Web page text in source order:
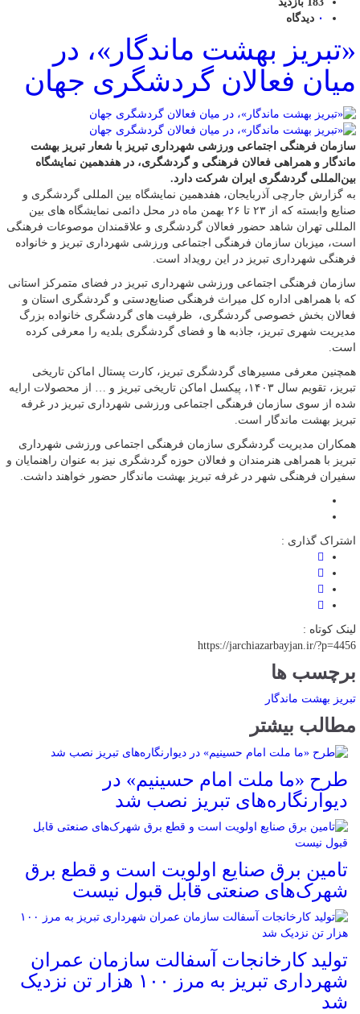
۰ دیدگاه
«تبریز بهشت ماندگار»، در
میان فعالان گردشگری جهان
سازمان فرهنگی اجتماعی ورزشی شهرداری تبریز با شعار تبریز بهشت
ماندگار و همراهی فعالان فرهنگی و گردشگری، در هفدهمین نمایشگاه
بین‌المللی گردشگری ایران شرکت دارد.
به گزارش جارچی آذربایجان، هفدهمین نمایشگاه بین المللی گردشگری و
صنایع وابسته که از ۲۳ تا ۲۶ بهمن ماه در محل دائمی نمایشگاه های بین
المللی تهران شاهد حضور فعالان گردشگری و علاقمندان موصوعات فرهنگی
است، میزبان سازمان فرهنگی اجتماعی ورزشی شهرداری تبریز و خانواده
فرهنگی شهرداری تبریز در این رویداد است.
سازمان فرهنگی اجتماعی ورزشی شهرداری تبریز در فضای متمرکز استانی
که با همراهی اداره کل میراث فرهنگی صنایع‌دستی و گردشگری استان و
فعالان بخش خصوصی گردشگری، ظرفیت های گردشگری خانواده بزرگ
مدیریت شهری تبریز، جاذبه ها و فضای گردشگری بلدیه را معرفی کرده
است.
همچنین معرفی مسیرهای گردشگری تبریز، کارت پستال اماکن تاریخی
تبریز، تقویم سال ۱۴۰۳، پیکسل اماکن تاریخی تبریز و … از محصولات ارایه
شده از سوی سازمان فرهنگی اجتماعی ورزشی شهرداری تبریز در غرفه
تبریز بهشت ماندگار است.
همکاران مدیریت گردشگری سازمان فرهنگی اجتماعی ورزشی شهرداری
تبریز با همراهی هنرمندان و فعالان حوزه گردشگری نیز به عنوان راهنمایان و
سفیران فرهنگی شهر در غرفه تبریز بهشت ماندگار حضور خواهند داشت.
اشتراک گذاری :
لینک کوتاه :
https://jarchiazarbayjan.ir/?p=4456
برچسب ها
تبریز بهشت ماندگار
مطالب بیشتر
طرح «ما ملت امام حسینیم» در
دیوارنگاره‌های تبریز نصب شد
تامین برق صنایع اولویت است و قطع برق
شهرک‌های صنعتی قابل قبول نیست
تولید کارخانجات آسفالت سازمان عمران
شهرداری تبریز به مرز ۱۰۰ هزار تن نزدیک
شد